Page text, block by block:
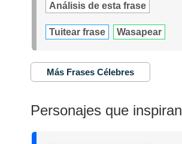
Análisis de esta frase
Tuitear frase Wasapear
Más Frases Célebres
Personajes que inspiran